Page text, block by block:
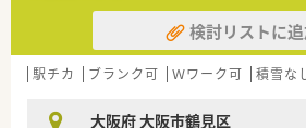
検討リストに
駅チカ ブランク可 Ｗワーク可 積雪な
大阪府 大阪市鶴見区